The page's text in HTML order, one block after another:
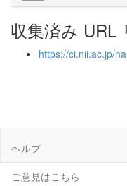
収集済み URL
https://ci.nii.ac.jp/
ヘルプ
ご意見はこちら